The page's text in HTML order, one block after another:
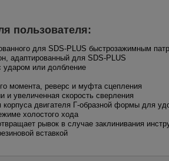
пользователя:
для SDS-PLUS быстрозажимным
адаптированный для SDS-PLUS
ударом или долбление
момента, реверс и муфта сцепления
и увеличенная скорость сверления
корпуса двигателя Г-образной формы для
холостого хода
рывок в случае заклинивания
вставкой